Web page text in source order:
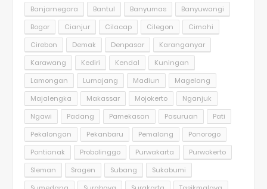
Banjarnegara
Bantul Banyumas
Banyuwangi
Bogor
Cianjur Cilacap Cilegon
Cimahi
Cirebon
Demak Denpasar
Karanganyar
Karawang
Kediri Kendal
Kuningan
Lamongan
Lumajang Madiun
Magelang
Majalengka
Makassar Mojokerto
Nganjuk
Ngawi
Padang Pamekasan Pasuruan
Pati
Pekalongan
Pekanbaru Pemalang
Ponorogo
Pontianak
Probolinggo Purwakarta
Purwokerto
Sleman
Sragen Subang
Sukabumi